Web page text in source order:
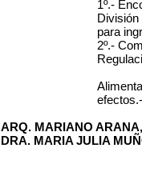
1º.-
División
para
2º.-
efectos.-
ARQ. MARIANO ARANA,
DRA. MARIA JULIA